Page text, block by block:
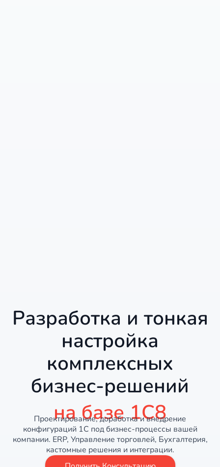
Разработка и тонкая
настройка
комплексных
бизнес-решений
на базе 1С8
Проектирование, доработка и внедрение
конфигураций 1С под бизнес-процессы вашей
компании. ERP, Управление торговлей, Бухгалтерия,
кастомные решения и интеграции.